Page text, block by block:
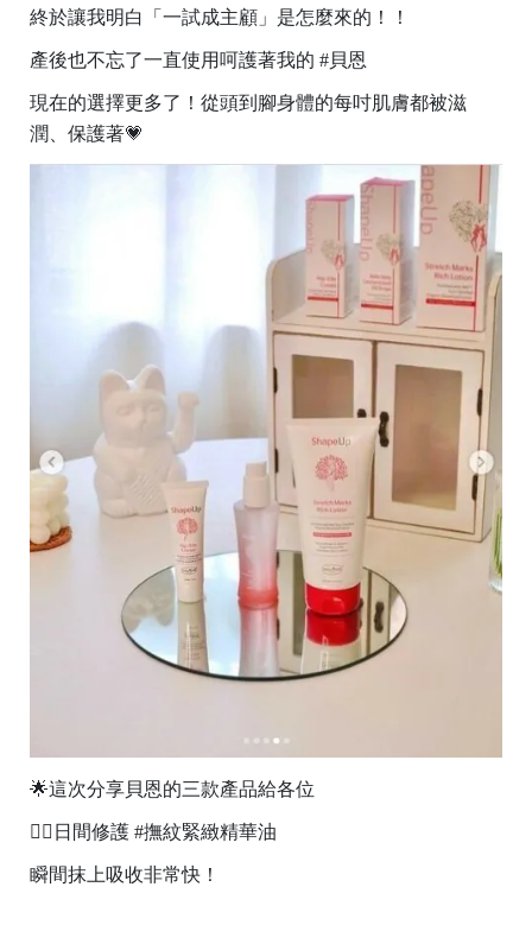
終於讓我明白「一試成主顧」是怎麼來的！！
產後也不忘了一直使用呵護著我的 #貝恩
現在的選擇更多了！從頭到腳身體的每吋肌膚都被滋
潤、保護著💗
🌟這次分享貝恩的三款產品給各位
👉🏻日間修護 #撫紋緊緻精華油
瞬間抹上吸收非常快！